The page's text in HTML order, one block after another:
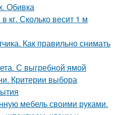
Обивка
кг. Сколько весит 1 м
Как правильно снимать
С выгребной ямой
Критерии выбора
мебель своими руками.